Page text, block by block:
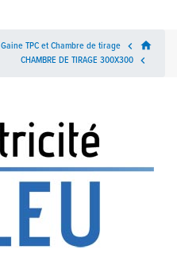
home

Gaine TPC et Chambre de tirage

CHAMBRE DE TIRAGE 300X300